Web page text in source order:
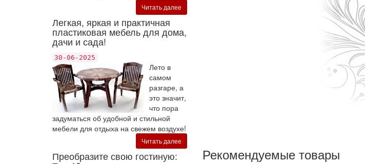
Читать далее
Легкая, яркая и практичная
пластиковая мебель для дома,
дачи и сада!
30-06-2025
Лето в
самом
разгаре, а
это значит,
что пора
задуматься об удобной и стильной
мебели для отдыха на свежем воздухе!
Читать далее
Преобразите свою гостиную: Рекомендуемые товары